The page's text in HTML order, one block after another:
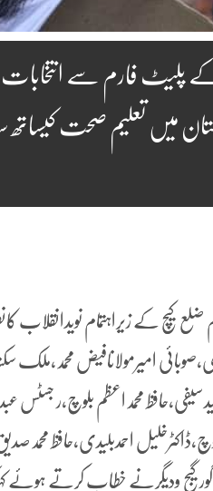
پلیٹ فارم سے انتخابات
میں تعلیم صحت کیساتھ
ضلع کیچ کے زیراہتمام
امیرمولانافیض محمد،ملک
محمداعظم بلوچ،ر
احمدبلیدی،حافظ
گورگیج ودیگرنے خطاب کرتے ہوئے